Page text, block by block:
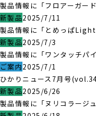
製品情報に「フロアーガー
新製品2025/7/11
製品情報に「とめっぱLight
新製品2025/7/3
製品情報に「ワンタッチパ
ご案内2025/7/1
ひかりニュース7月号
新製品2025/6/26
製品情報に「ヌリコラージ